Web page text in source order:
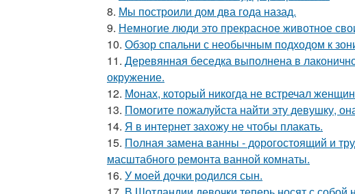
8. Мы построили дом два года назад.
9. Немногие люди это прекрасное животное
10. Обзор спальни с необычным подходом к
11. Деревянная беседка выполнена в
окружение.
12. Монах, который никогда не встречал
13. Помогите пожалуйста найти эту девушку,
14. Я в интернет захожу не чтобы плакать.
15. Полная замена ванны - дорогостоящий и
масштабного ремонта ванной комнаты.
16. У моей дочки родился сын.